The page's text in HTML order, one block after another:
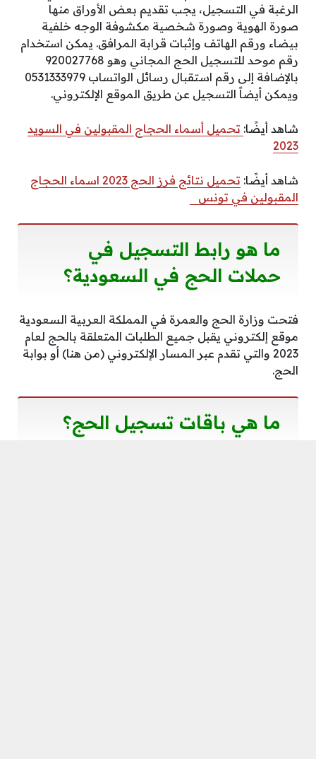
الرغبة في التسجيل، يجب تقديم بعض الأوراق منها
صورة الهوية وصورة شخصية مكشوفة الوجه خلفية
بيضاء ورقم الهاتف وإثبات قرابة المرافق. يمكن استخدام
رقم موحد للتسجيل الحج المجاني وهو 920027768
بالإضافة إلى رقم استقبال رسائل الواتساب 0531333979
ويمكن أيضاً التسجيل عن طريق الموقع الإلكتروني.
شاهد أيضًا: تحميل أسماء الحجاج المقبولين في السويد
2023
شاهد أيضًا:
تحميل نتائج فرز الحج 2023 اسماء الحجاج
المقبولين في تونس
ما هو رابط التسجيل في
حملات الحج في السعودية؟
فتحت وزارة الحج والعمرة في المملكة العربية السعودية
موقع إلكتروني يقبل جميع الطلبات المتعلقة بالحج لعام
2023 والتي تقدم عبر المسار الإلكتروني (من هنا) أو بوابة
الحج.
ما هي باقات تسجيل الحج؟